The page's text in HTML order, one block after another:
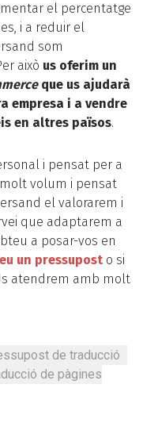
el percentatge
i a reduir el
som
això us oferim un
que us ajudarà
empresa i a vendre
en altres països.
i pensat per a
volum i pensat
el valorarem i
que adaptarem a
a posar-vos en
un pressupost o si
atendrem amb molt
de traducció
de pàgines